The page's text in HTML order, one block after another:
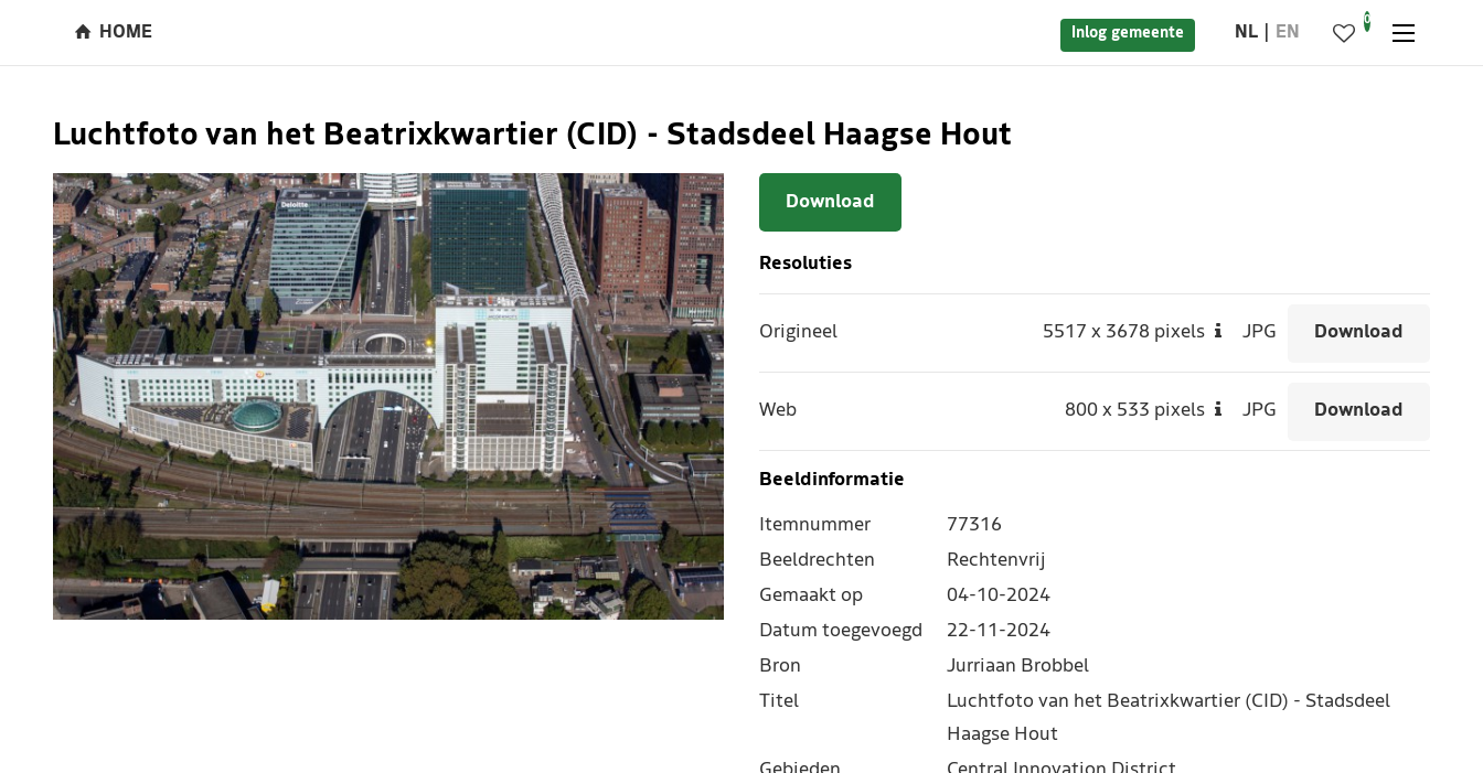
HOME Inlog gemeente NL EN
0
Luchtfoto van het Beatrixkwartier (CID) - Stadsdeel Haagse Hout
Download
Resoluties
Origineel 5517x 3678 pixels JPG Download
Web 800x 533 pixels JPG Download
Beeldinformatie
Itemnummer
77316
Beeldrechten
Rechtenvrij
Gemaakt op
04-10-2024
Datum toegevoegd
22-11-2024
Bron
Jurriaan Brobbel
Titel
Luchtfoto van het Beatrixkwartier (CID) - Stadsdeel
Haagse Hout